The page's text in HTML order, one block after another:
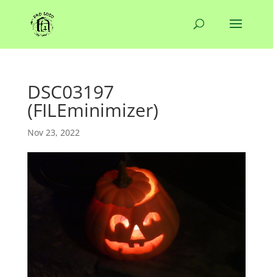
DSC03197
(FILEminimizer)
Nov 23, 2022